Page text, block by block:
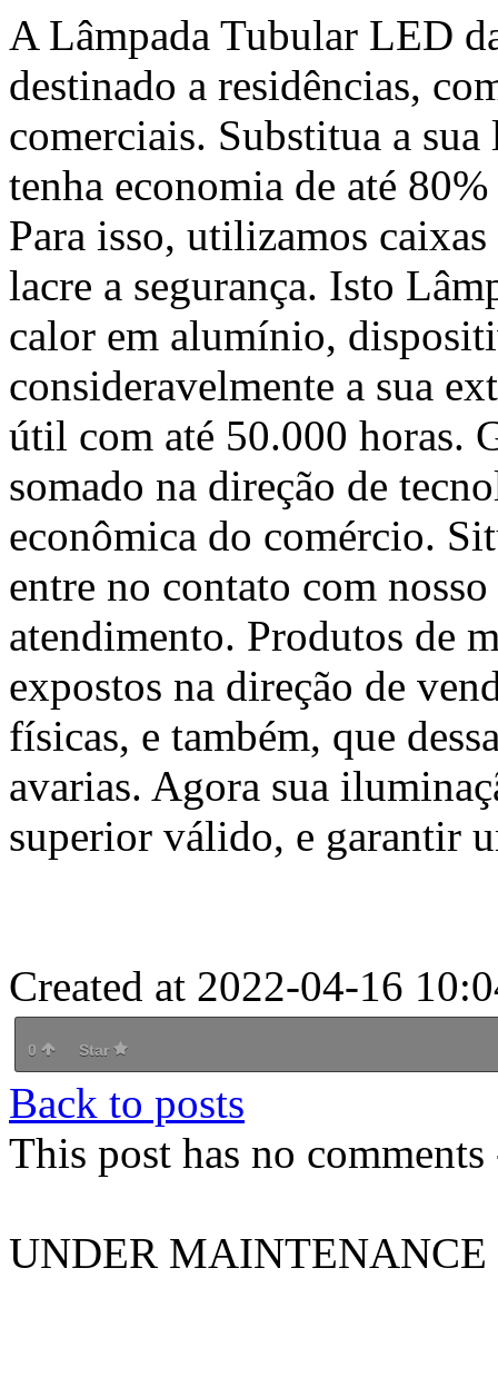
A Lâmpada Tubular LED
destinado a residências,
comerciais. Substitua a
tenha economia de até
Para isso, utilizamos
lacre a segurança. Isto
calor em alumínio,
consideravelmente a sua
útil com até 50.000 horas.
somado na direção de
econômica do comércio.
entre no contato com
atendimento. Produtos de
expostos na direção de
físicas, e também, que
avarias. Agora sua
superior válido, e garantir
Created at 2022-04-16
0 Star
Back to posts
This post has no
UNDER MAINTENANCE